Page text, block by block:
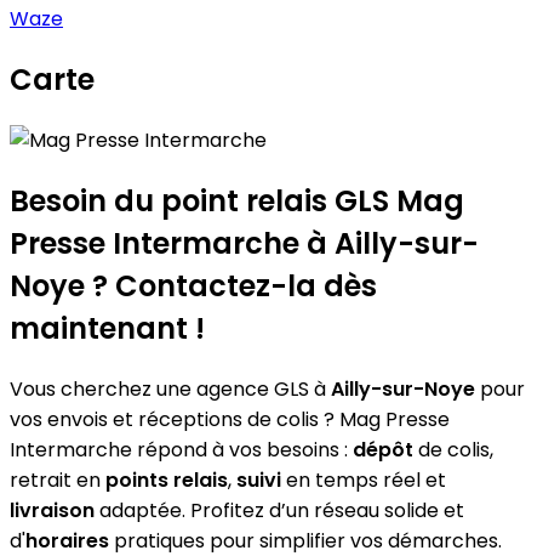
Waze
Carte
Mag Presse Intermarche
+
−
Besoin du point relais GLS Mag
Presse Intermarche à Ailly-sur-
Noye ? Contactez-la dès
maintenant !
Vous cherchez une agence GLS àAilly-sur-Noye pour
vos envois et réceptions de colis ? Mag Presse
Intermarche répond à vos besoins : dépôt de colis,
retrait en points relais, suivien temps réel et
livraisonadaptée. Profitez d’un réseau solide et
d'horaires pratiques pour simplifier vos démarches.